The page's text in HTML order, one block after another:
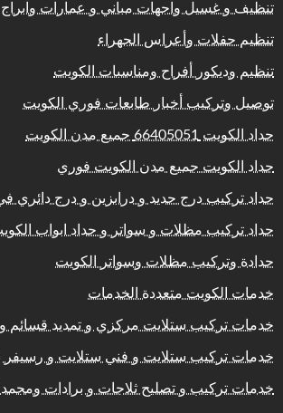
تنظيف و غسيل واجهات مباني و عمارات وابراج
تنظيم حفلات وأعراس الجهراء
تنظيم وديكور أفراح ومناسبات الكويت
توصيل وتركيب أخبار طابعات فوري الكويت
حداد الكويت 66405051 جميع مدن الكويت
حداد الكويت جميع مدن الكويت فوري
حداد تركيب درج حديد و درابزين و درج دائري
حداد تركيب مظلات و سواتر و حداد ابواب
حدادة وتركيب مظلات وسواتر الكويت
خدمات الكويت متعددة الخدمات
خدمات تركيب ستلايت مركزي و تمديد قسائم
خدمات تركيب ستلايت و فني ستلايت و رسيفر
خدمات تركيب و تصليح ثلاجات و برادات